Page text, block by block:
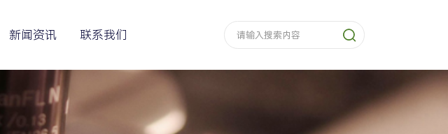
新闻资讯 联系我们